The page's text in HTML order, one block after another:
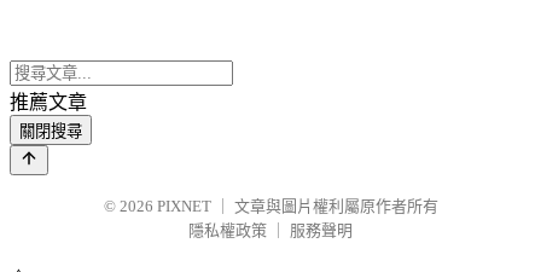
推薦文章
關閉搜尋
© 2026 PIXNET
文章與圖片權利屬原作者所有
隱私權政策
服務聲明